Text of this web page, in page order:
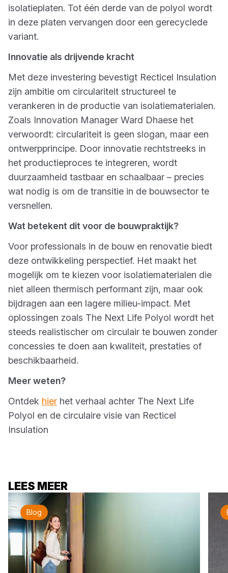
isolatieplaten. Tot één derde van de polyol wordt
in deze platen vervangen door een gerecyclede
variant.
Innovatie als drijvende kracht
Met deze investering bevestigt Recticel Insulation
zijn ambitie om circulariteit structureel te
verankeren in de productie van isolatiematerialen.
Zoals Innovation Manager Ward Dhaese het
verwoordt: circulariteit is geen slogan, maar een
ontwerpprincipe. Door innovatie rechtstreeks in
het productieproces te integreren, wordt
duurzaamheid tastbaar en schaalbaar – precies
wat nodig is om de transitie in de bouwsector te
versnellen.
Wat betekent dit voor de bouwpraktijk?
Voor professionals in de bouw en renovatie biedt
deze ontwikkeling perspectief. Het maakt het
mogelijk om te kiezen voor isolatiematerialen die
niet alleen thermisch performant zijn, maar ook
bijdragen aan een lagere milieu-impact. Met
oplossingen zoals The Next Life Polyol wordt het
steeds realistischer om circulair te bouwen zonder
concessies te doen aan kwaliteit, prestaties of
beschikbaarheid.
Meer weten?
Ontdek hier het verhaal achter The Next Life
Polyol en de circulaire visie van Recticel
Insulation
LEES MEER
Blog